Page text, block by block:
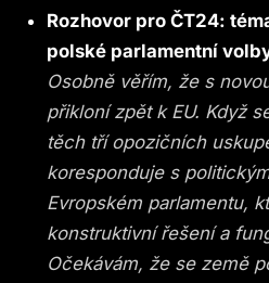
Rozhovor pro ČT24:
polské parlamentní
Osobně věřím, že s
přikloní zpět k EU. Když
těch tří opozičních
koresponduje s
Evropském parlamentu,
konstruktivní řešení a
Očekávám, že se země